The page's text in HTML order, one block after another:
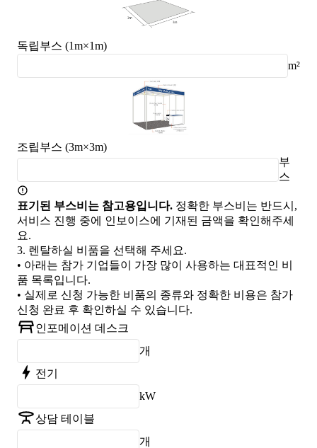
독립부스 (1m×1m)
m²
조립부스 (3m×3m)
부
스
표기된 부스비는 참고용입니다. 정확한 부스비는 반드시,
서비스 진행 중에 인보이스에 기재된 금액을 확인해주세
요.
3. 렌탈하실 비품을 선택해 주세요.
• 아래는 참가 기업들이 가장 많이 사용하는 대표적인 비
품 목록입니다.
• 실제로 신청 가능한 비품의 종류와 정확한 비용은 참가
신청 완료 후 확인하실 수 있습니다.
인포메이션 데스크
개
전기
kW
상담 테이블
개